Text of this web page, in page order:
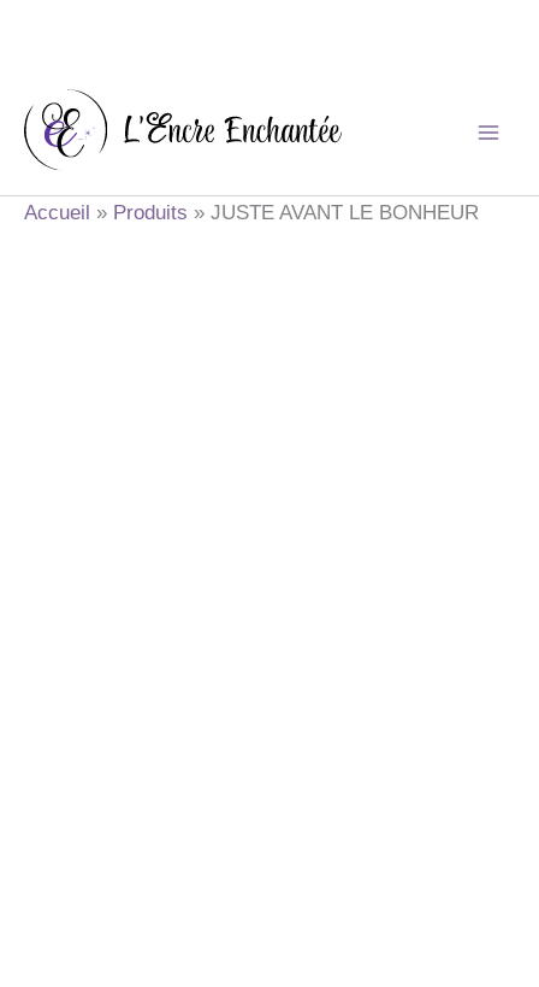
contenu
Accueil Produits JUSTE AVANT LE BONHEUR